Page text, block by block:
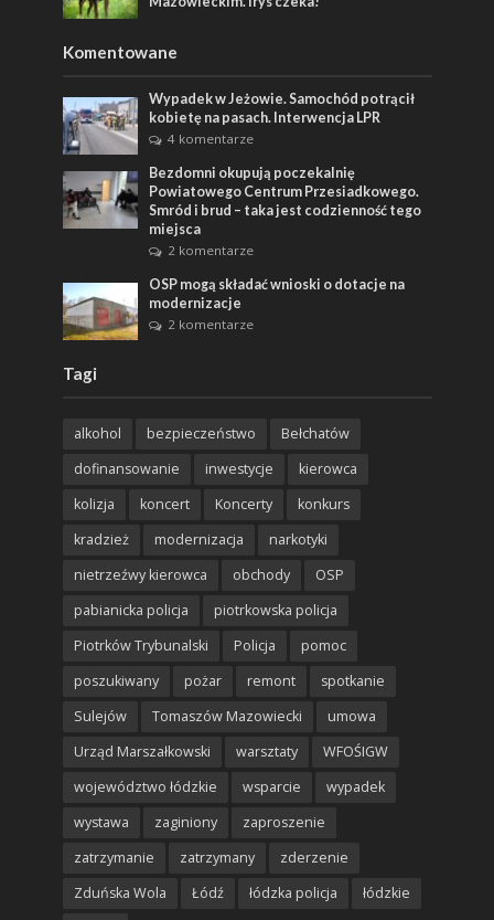
Komentowane
Wypadek w Jeżowie. Samochód potrącił
kobietę na pasach. Interwencja LPR
4 komentarze
Bezdomni okupują poczekalnię
Powiatowego Centrum Przesiadkowego.
Smród i brud – taka jest codzienność tego
miejsca
2 komentarze
OSP mogą składać wnioski o dotacje na
modernizacje
2 komentarze
Tagi
alkohol bezpieczeństwo
Bełchatów
dofinansowanie
inwestycje
kierowca
kolizja
koncert Koncerty
konkurs
kradzież
modernizacja
narkotyki
nietrzeźwy kierowca
obchody
OSP
pabianicka policja
piotrkowska policja
Piotrków Trybunalski
Policja
pomoc
poszukiwany
pożar remont
spotkanie
Sulejów
Tomaszów Mazowiecki
umowa
Urząd Marszałkowski
warsztaty
WFOŚIGW
województwo łódzkie
wsparcie
wypadek
wystawa
zaginiony
zaproszenie
zatrzymanie
zatrzymany
zderzenie
Zduńska Wola
Łódź łódzka policja
łódzkie